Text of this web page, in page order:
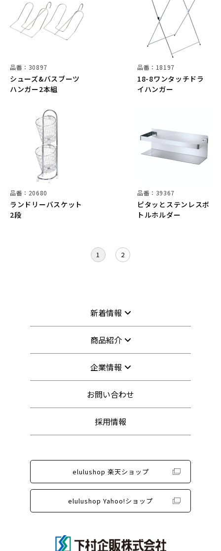
シューズ&バスブーツ
ハンガー2本組
品番：30897
18-8ワンタッチドラ
イハンガー
品番：18197
ランドリーバスケット
2段
品番：20680
ピタッとステンレスボ
トルホルダー
品番：39367
1 2
新着情報
商品紹介
企業情報
お問い合わせ
採用情報
elulushop 楽天ショップ
elulushop Yahoo!ショップ